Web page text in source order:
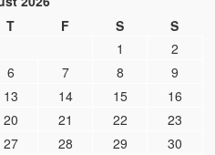
T F S
S
1
2
6 7 8
9
13 14 15
16
20 21 22
23
27 28 29 30